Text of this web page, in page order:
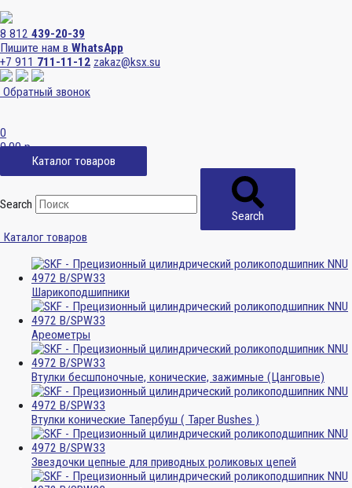
8 812 439-20-39
Пишите нам в WhatsApp
+7 911 711-11-12 zakaz@ksx.su
Обратный звонок
0
0,00р.
Каталог товаров
Search
Search
Каталог товаров
Шарикоподшипники
Ареометры
Втулки бесшпоночные, конические, зажимные (Цанговые)
Втулки конические Тапербуш ( Taper Bushes )
Звездочки цепные для приводных роликовых цепей